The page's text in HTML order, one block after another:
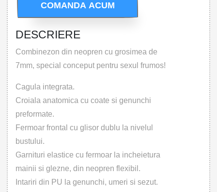
COMANDA ACUM
DESCRIERE
Combinezon din neopren cu grosimea de
7mm, special conceput pentru sexul frumos!
Cagula integrata.
Croiala anatomica cu coate si genunchi
preformate.
Fermoar frontal cu glisor dublu la nivelul
bustului.
Garnituri elastice cu fermoar la incheietura
mainii si glezne, din neopren flexibil.
Intariri din PU la genunchi, umeri si sezut.